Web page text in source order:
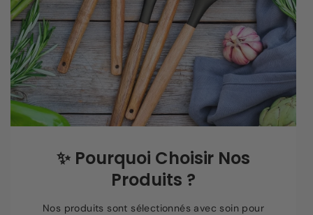
✨ Pourquoi Choisir Nos
Produits ?
Nos produits sont sélectionnés avec soin pour